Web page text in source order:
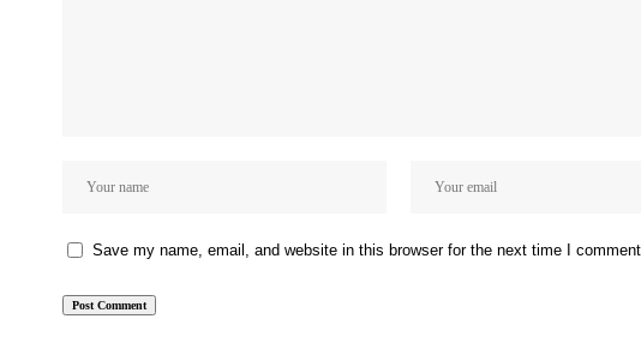
Save my name, email, and website in this browser for the next time I comment.